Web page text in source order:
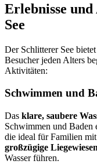
Erlebnisse
See
Der Schlitterer See
Besucher jeden Alters
Aktivitäten:
Schwimmen und
Das klare, saubere
Schwimmen und Baden
die ideal für Familien
großzügige Liegewiesen
Wasser führen.